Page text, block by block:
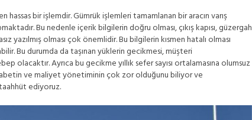
bir işlemdir. Gümrük işlemleri tamamlanan bir aracın varış
Bu nedenle içerik bilgilerin doğru olması, çıkış kapısı, güzergah
yazılmış olması çok önemlidir. Bu bilgilerin kısmen hatalı olması
Bu durumda da taşınan yüklerin gecikmesi, müşteri
olacaktır. Ayrıca bu gecikme yıllık sefer sayısı ortalamasına olumsuz
ve maliyet yönetiminin çok zor olduğunu biliyor ve
ediyoruz.